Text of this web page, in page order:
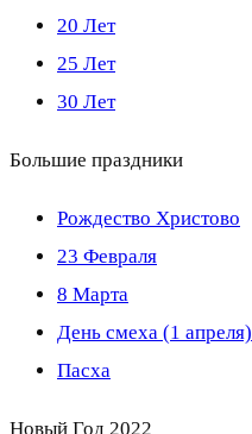
20 Лет
25 Лет
30 Лет
Большие праздники
Рождество Христово
23 Февраля
8 Марта
День смеха (1 апреля)
Пасха
Новый Год 2022